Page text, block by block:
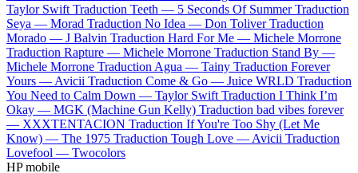
Taylor Swift Traduction Teeth — 5 Seconds Of Summer Traduction
Seya — Morad Traduction No Idea — Don Toliver Traduction
Morado — J Balvin Traduction Hard For Me — Michele Morrone
Traduction Rapture — Michele Morrone Traduction Stand By —
Michele Morrone Traduction Agua — Tainy Traduction Forever
Yours — Avicii Traduction Come & Go — Juice WRLD Traduction
You Need to Calm Down — Taylor Swift Traduction I Think I’m
Okay — MGK (Machine Gun Kelly) Traduction bad vibes forever
— XXXTENTACION Traduction If You're Too Shy (Let Me
Know) — The 1975 Traduction Tough Love — Avicii Traduction
Lovefool — Twocolors
HP mobile